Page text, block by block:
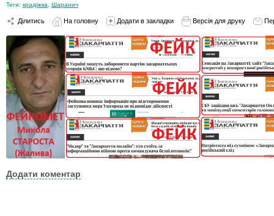
Теги: крадіжка Шаранич
Ділитись На головну Додати в закладки Версія для друку
Додати коментар